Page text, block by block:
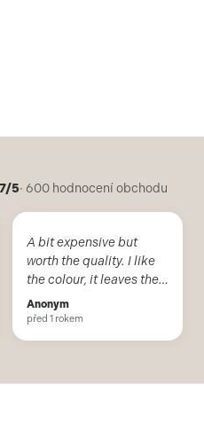
5· 600 hodnocení obchodu
A bit expensive but
worth the quality. I like
the colour, it leaves the
nail polish even after
curing in lamp and
Anonym
před 1 rokem